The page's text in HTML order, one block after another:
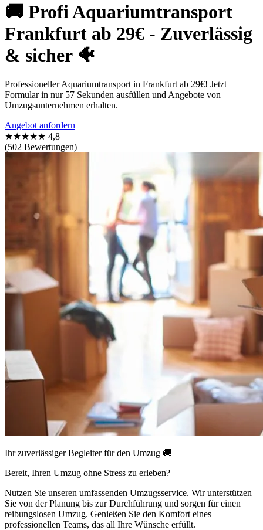
🚚 Profi Aquariumtransport
Frankfurt ab 29€ - Zuverlässig
& sicher 🐠
Professioneller Aquariumtransport in Frankfurt ab 29€! Jetzt
Formular in nur 57 Sekunden ausfüllen und Angebote von
Umzugsunternehmen erhalten.
Angebot anfordern
★★★★★ 4,8
(502 Bewertungen)
Ihr zuverlässiger Begleiter für den Umzug 🚚
Bereit, Ihren Umzug ohne Stress zu erleben?
Nutzen Sie unseren umfassenden Umzugsservice. Wir unterstützen
Sie von der Planung bis zur Durchführung und sorgen für einen
reibungslosen Umzug. Genießen Sie den Komfort eines
professionellen Teams, das all Ihre Wünsche erfüllt.